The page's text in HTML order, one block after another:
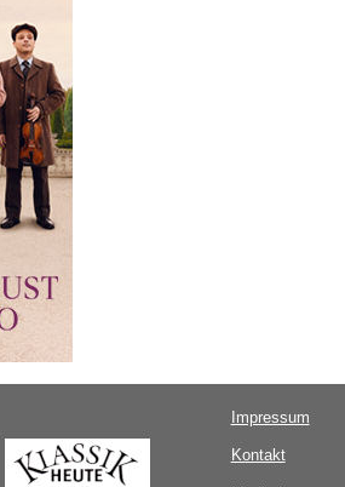
Impressum
Kontakt